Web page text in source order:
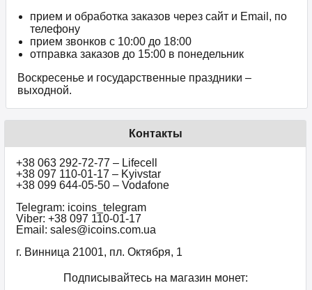
прием и обработка заказов через сайт и Email, по
телефону
прием звонков c 10:00 до 18:00
отправка заказов до 15:00 в понедельник
Воскресенье и государственные праздники –
выходной.
Контакты
+38 063 292-72-77 – Lifecell
+38 097 110-01-17 – Kyivstar
+38 099 644-05-50 – Vodafone
Telegram: icoins_telegram
Viber: +38 097 110-01-17
Email: sales@icoins.com.ua
г. Винница 21001, пл. Октября, 1
Подписывайтесь на магазин монет: